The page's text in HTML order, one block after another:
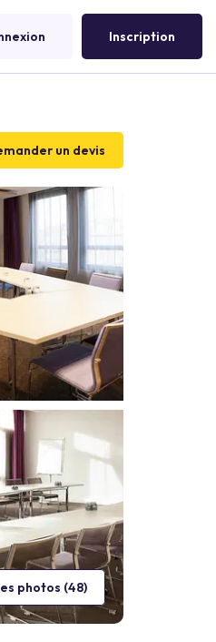
Inscription
un devis
photos (48)